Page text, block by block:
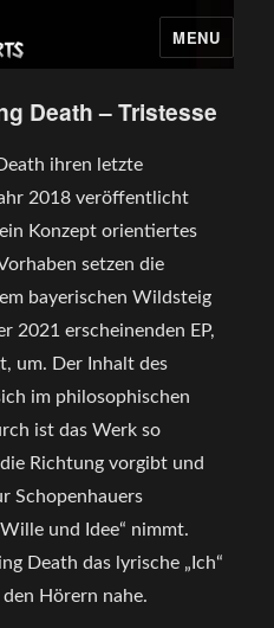
MENU
Death – Tristesse
ihren letzte
2018 veröffentlicht
Konzept orientiertes
setzen die
bayerischen Wildsteig
2021 erscheinenden EP,
um. Der Inhalt des
im philosophischen
ist das Werk so
Richtung vorgibt und
Schopenhauers
und Idee“ nimmt.
Death das lyrische „Ich“
Hörern nahe.